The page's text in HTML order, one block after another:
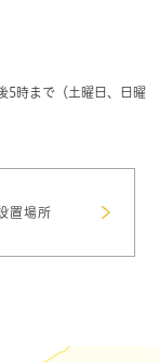
5時まで（土曜日、日曜
置場所